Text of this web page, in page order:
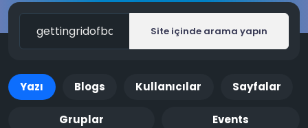
Site içinde arama yapın
Yazı Blogs Kullanıcılar Sayfalar
Gruplar Events